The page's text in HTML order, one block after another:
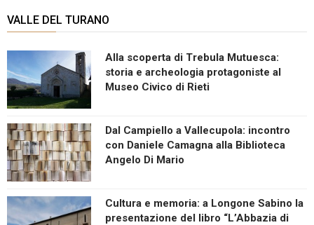
VALLE DEL TURANO
Alla scoperta di Trebula Mutuesca:
storia e archeologia protagoniste al
Museo Civico di Rieti
Dal Campiello a Vallecupola: incontro
con Daniele Camagna alla Biblioteca
Angelo Di Mario
Cultura e memoria: a Longone Sabino la
presentazione del libro “L’Abbazia di